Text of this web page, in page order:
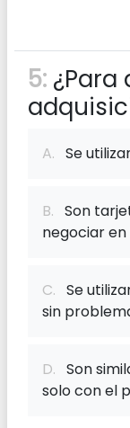
5: ¿Para
A. Se
B. Son
negociar
C. Se
sin
D. Son
solo con el